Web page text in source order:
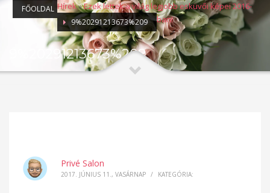
FŐOLDAL Hírek»Ezek lettek a világ legjobb esküvői képei 2016-
ban!
9%20291213673%209
9%20291213673%209
Privé Salon
2017. JÚNIUS 11., VASÁRNAP / KATEGÓRIA: